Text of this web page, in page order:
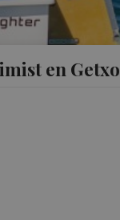
en Getxo